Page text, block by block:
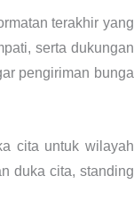
terakhir yang
serta dukungan
pengiriman bunga
cita untuk wilayah
duka cita, standing